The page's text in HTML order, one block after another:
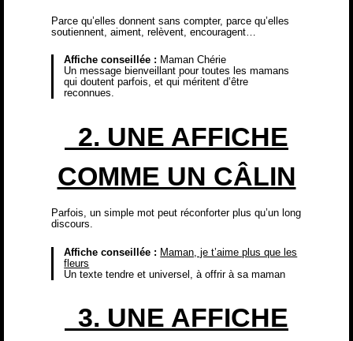
Parce qu’elles donnent sans compter, parce qu’elles
soutiennent, aiment, relèvent, encouragent…
Affiche conseillée : Maman Chérie
Un message bienveillant pour toutes les mamans
qui doutent parfois, et qui méritent d’être
reconnues.
2. UNE AFFICHE
COMME UN CÂLIN
Parfois, un simple mot peut réconforter plus qu’un long
discours.
Affiche conseillée : Maman, je t’aime plus que les
fleurs
Un texte tendre et universel, à offrir à sa maman
3. UNE AFFICHE